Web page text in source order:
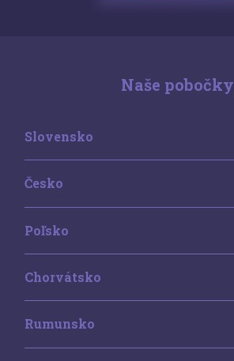
Naše pobočky
Slovensko
Česko
Poľsko
Chorvátsko
Rumunsko